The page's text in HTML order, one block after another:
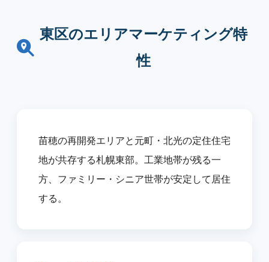
東区のエリアマーケティング特
性
苗穂の再開発エリアと元町・北光の定住住宅
地が共存する札幌東部。工業地帯が残る一
方、ファミリー・シニア世帯が安定して居住
する。